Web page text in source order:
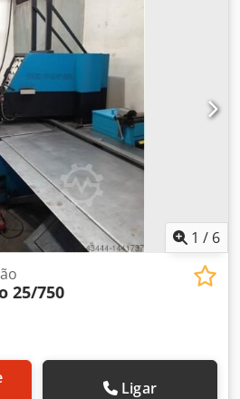
/ manual
superior segmentado
manual Crodpfx Aega T Ddjptef
Capacidade máxima de dobragem
de trabalho ----- 2,5 mm
trabalho ----- 1020 mm Largura
48 mm Largura dos dedos ----- 25
75 | 75 | 100 | 150 | 200 | 275
----- 0 - 135 Peso ----- 320
Profundidade ----- 850 mm Altura
1 / 6
25/750
Ligar